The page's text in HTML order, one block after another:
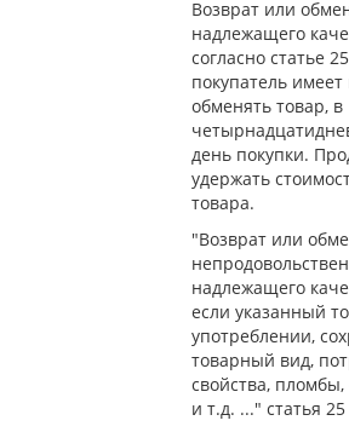
Возврат или
надлежащего
согласно статье
покупатель
обменять товар, в
день покупки.
удержать
товара.
"Возврат или
надлежащего
если указанный
употреблении,
товарный вид,
свойства,
и т.д. ..." статья